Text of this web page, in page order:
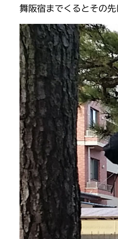
舞阪宿までくるとその